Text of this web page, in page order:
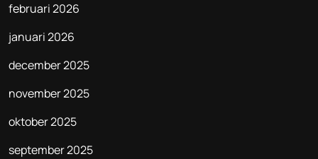
februari 2026
januari 2026
december 2025
november 2025
oktober 2025
september 2025